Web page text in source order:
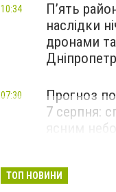
П’ять
наслідки
дронами
10:34
Прогноз
7 серпня:
ясним
07:30
ТОП НОВИНИ